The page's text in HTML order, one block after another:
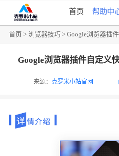
首页 帮助中
首页 >浏览器技巧 > Google浏览器插
Google浏览器插件自定义
来源：克罗米小站官网